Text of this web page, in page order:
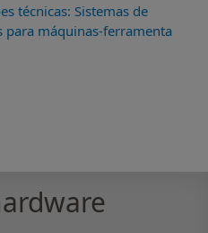
técnicas: Sistemas de
para máquinas-ferramenta